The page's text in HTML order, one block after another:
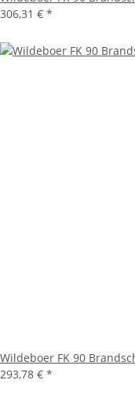
306,31 € *
Wildeboer FK 90
293,78 € *